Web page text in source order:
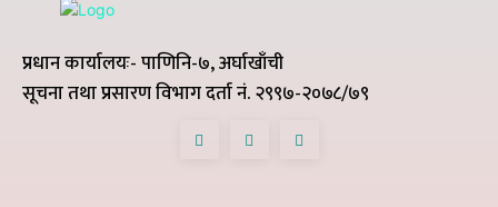
प्रधान कार्यालयः- पाणिनि-७, अर्घाखाँची
सूचना तथा प्रसारण विभाग दर्ता नं. २९९७-२०७८/७९